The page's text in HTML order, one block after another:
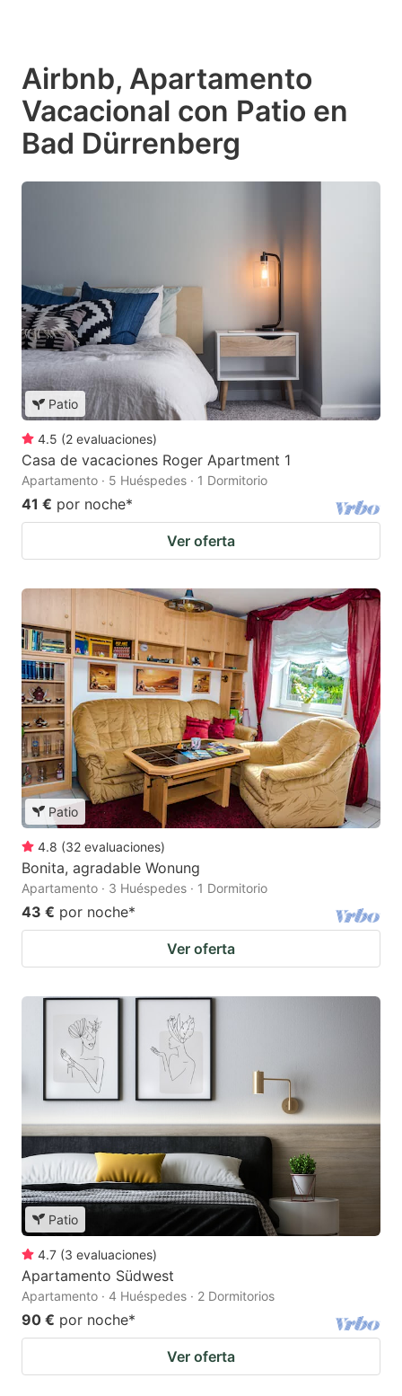
Airbnb, Apartamento
Vacacional con Patio en
Bad Dürrenberg
Patio
4.5 (2 evaluaciones)
Casa de vacaciones Roger Apartment 1
Apartamento · 5 Huéspedes · 1 Dormitorio
41 € por noche*
Ver oferta
Patio
4.8 (32 evaluaciones)
Bonita, agradable Wonung
Apartamento · 3 Huéspedes · 1 Dormitorio
43 € por noche*
Ver oferta
Patio
4.7 (3 evaluaciones)
Apartamento Südwest
Apartamento · 4 Huéspedes · 2 Dormitorios
90 € por noche*
Ver oferta